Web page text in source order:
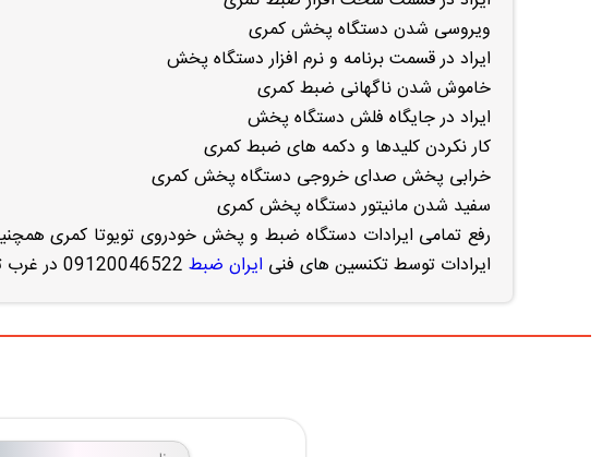
ویروسی شدن دستگاه پخش کمری
ایراد در قسمت برنامه و نرم افزار دستگاه پخش
خاموش شدن ناگهانی ضبط کمری
ایراد در جایگاه فلش دستگاه پخش
کار نکردن کلیدها و دکمه های ضبط کمری
خرابی پخش صدای خروجی دستگاه پخش کمری
سفید شدن مانیتور دستگاه پخش کمری
رفع تمامی ایرادات دستگاه ضبط و پخش خودروی تویوتا کمری
ایرادات توسط تکنسین های فنی ایران ضبط